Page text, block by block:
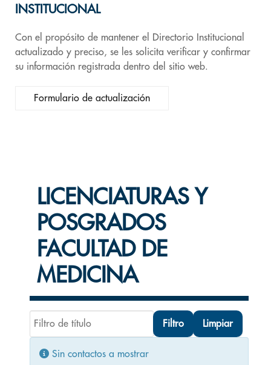
INSTITUCIONAL
Con el propósito de mantener el Directorio Institucional
actualizado y preciso, se les solicita verificar y confirmar
su información registrada dentro del sitio web.
Formulario de actualización
LICENCIATURAS Y
POSGRADOS
FACULTAD DE
MEDICINA
Filtro de título
Filtro Limpiar
Información
Sin contactos a mostrar